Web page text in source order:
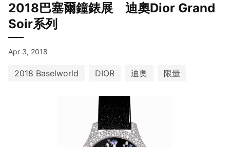
2018巴塞爾鐘錶展 迪奧Dior Grand
Soir系列
Apr 3, 2018
2018 Baselworld DIOR 迪奧 限量